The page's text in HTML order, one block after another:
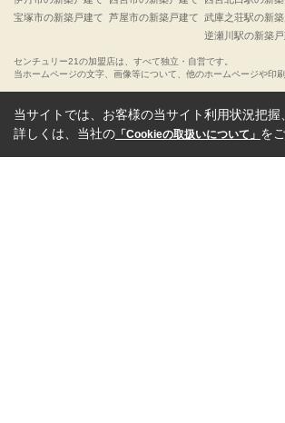
宝塚市の新築戸建て 芦屋市の新築戸建て 武庫之荘駅の新
逆瀬川駅の新築
センチュリー21の加盟店は、すべて独立・自営です。
当ホームページの文字、画像等について、他のホームページや印
当サイトでは、お客様の当サイト利用状況把
詳しくは、当社の 「Cookieの取扱いについて」 を